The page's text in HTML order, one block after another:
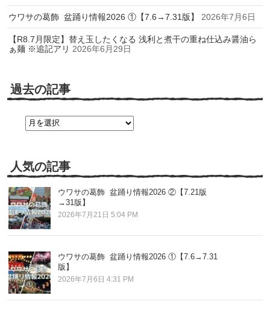
ウワサの葛飾 盆踊り情報2026 ①【7.6→7.31版】 2026年7月6日
【R8.7月限定】替え玉したくなる 浅利と煮干の重ね仕込み醤油ら
ぁ麺 ※追記アリ 2026年6月29日
過去の記事
人気の記事
ウワサの葛飾 盆踊り情報2026 ②【7.21版
→31版】
2026年7月21日 5:04 PM
ウワサの葛飾 盆踊り情報2026 ①【7.6→7.31
版】
2026年7月6日 4:31 PM